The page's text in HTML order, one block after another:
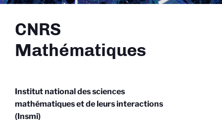
CNRS
Mathématiques
Institut national des sciences
mathématiques et de leurs interactions
(Insmi)